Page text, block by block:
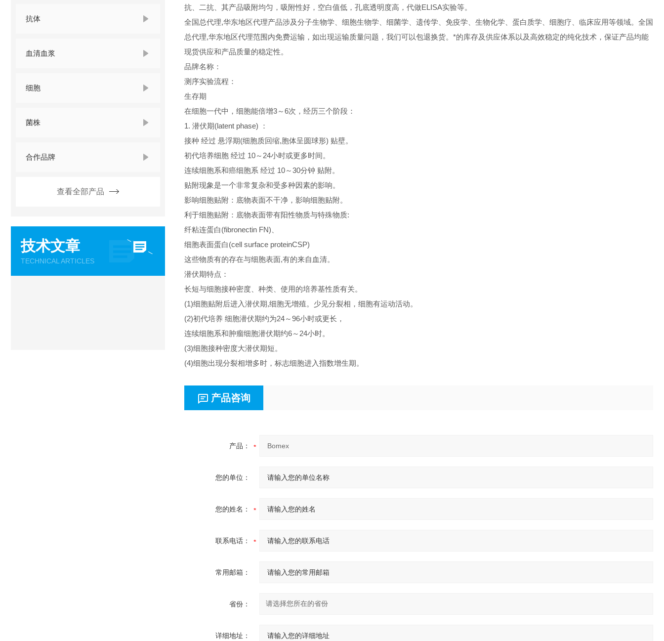
抗体
血清血浆
细胞
菌株
合作品牌
查看全部产品
技术文章
TECHNICAL ARTICLES
抗、二抗、其产品吸附均匀，吸附性好，空白值低，孔底透明度高，代做ELISA实验等。
全国总代理,华东地区代理产品涉及分子生物学、细胞生物学、细菌学、遗传学、免疫学、生物化学、蛋白质学、细胞疗、临床应用等领域。全国
总代理,华东地区代理范围内免费运输，如出现运输质量问题，我们可以包退换货。 *的库存及供应体系以及高效稳定的纯化技术，保证产品均能
现货供应和产品质量的稳定性。
品牌名称：
测序实验流程：
生存期
在细胞一代中，细胞能倍增3～6次，经历三个阶段：
1. 潜伏期(latent phase) ：
接种 经过 悬浮期(细胞质回缩,胞体呈圆球形) 贴壁。
初代培养细胞 经过 10～24小时或更多时间。
连续细胞系和癌细胞系 经过 10～30分钟 贴附。
贴附现象是一个非常复杂和受多种因素的影响。
影响细胞贴附：底物表面不干净，影响细胞贴附。
利于细胞贴附：底物表面带有阳性物质与特殊物质:
纤粘连蛋白(fibronectin FN)、
细胞表面蛋白(cell surface proteinCSP)
这些物质有的存在与细胞表面,有的来自血清。
潜伏期特点：
长短与细胞接种密度、种类、使用的培养基性质有关。
(1)细胞贴附后进入潜伏期,细胞无增殖。少见分裂相，细胞有运动活动。
(2)初代培养 细胞潜伏期约为24～96小时或更长，
连续细胞系和肿瘤细胞潜伏期约6～24小时。
(3)细胞接种密度大潜伏期短。
(4)细胞出现分裂相增多时，标志细胞进入指数增生期。
产品咨询
产品：
您的单位：
您的姓名：
联系电话：
常用邮箱：
省份：
详细地址：